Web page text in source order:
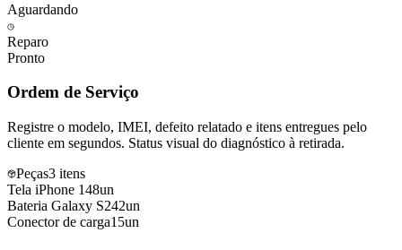
Aguardando
Reparo
Pronto
Ordem de Serviço
Registre o modelo, IMEI, defeito relatado e itens entregues pelo
cliente em segundos. Status visual do diagnóstico à retirada.
Peças3 itens
Tela iPhone 148un
Bateria Galaxy S242un
Conector de carga15un